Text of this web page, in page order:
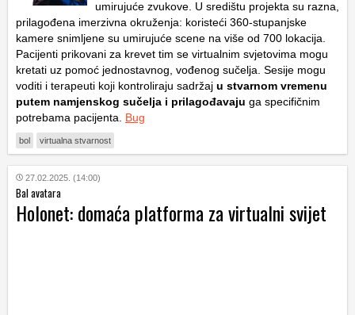
umirujuće zvukove. U središtu projekta su razna,
prilagođena imerzivna okruženja: koristeći 360-stupanjske
kamere snimljene su umirujuće scene na više od 700 lokacija.
Pacijenti prikovani za krevet tim se virtualnim svjetovima mogu
kretati uz pomoć jednostavnog, vođenog sučelja. Sesije mogu
voditi i terapeuti koji kontroliraju sadržaj u stvarnom vremenu
putem namjenskog sučelja i prilagođavaju ga specifičnim
potrebama pacijenta. Bug
bol virtualna stvarnost
27.02.2025. (14:00)
Bal avatara
Holonet: domaća platforma za virtualni svijet